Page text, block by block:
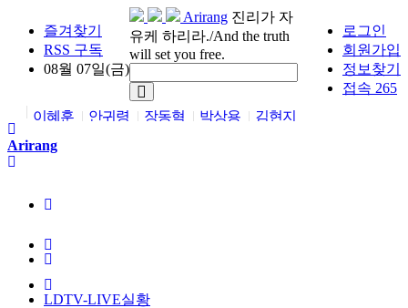
즐겨찾기
RSS 구독
08월 07일(금)
로그인
회원가입
정보찾기
접속 265
Arirang 진리가 자
유케 하리라./And the truth
will set you free.
이혜훈 안귀령 장동혁 박상용
김현지
Arirang
LDTV-LIVE실황